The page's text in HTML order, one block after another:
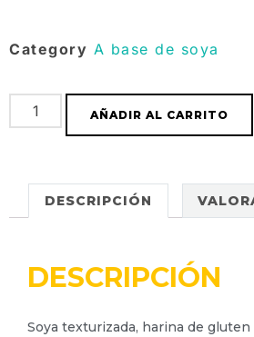
Category A base de soya
AÑADIR AL CARRITO
DESCRIPCIÓN
DESCRIPCIÓN
Soya texturizada, harina de